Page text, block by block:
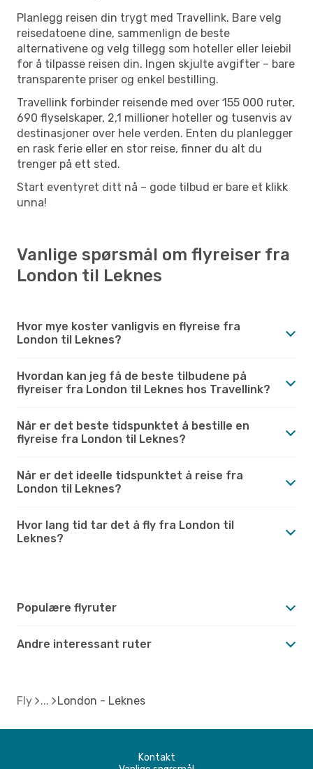
Planlegg reisen din trygt med Travellink. Bare velg
reisedatoene dine, sammenlign de beste
alternativene og velg tillegg som hoteller eller leiebil
for å tilpasse reisen din. Ingen skjulte avgifter – bare
transparente priser og enkel bestilling.
Travellink forbinder reisende med over 155 000 ruter,
690 flyselskaper, 2,1 millioner hoteller og tusenvis av
destinasjoner over hele verden. Enten du planlegger
en rask ferie eller en stor reise, finner du alt du
trenger på ett sted.
Start eventyret ditt nå – gode tilbud er bare et klikk
unna!
Vanlige spørsmål om flyreiser fra
London til Leknes
Hvor mye koster vanligvis en flyreise fra
London til Leknes?
Hvordan kan jeg få de beste tilbudene på
flyreiser fra London til Leknes hos Travellink?
Når er det beste tidspunktet å bestille en
flyreise fra London til Leknes?
Når er det ideelle tidspunktet å reise fra
London til Leknes?
Hvor lang tid tar det å fly fra London til
Leknes?
Populære flyruter
Andre interessant ruter
Fly London - Leknes
Kontakt